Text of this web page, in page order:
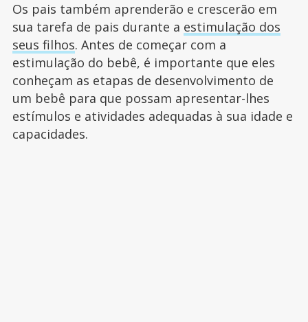
Os pais também aprenderão e crescerão em
sua tarefa de pais durante a estimulação dos
seus filhos. Antes de começar com a
estimulação do bebê, é importante que eles
conheçam as etapas de desenvolvimento de
um bebê para que possam apresentar-lhes
estímulos e atividades adequadas à sua idade e
capacidades.